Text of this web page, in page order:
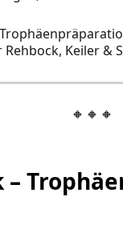
Keiler &
🔸🔸🔸